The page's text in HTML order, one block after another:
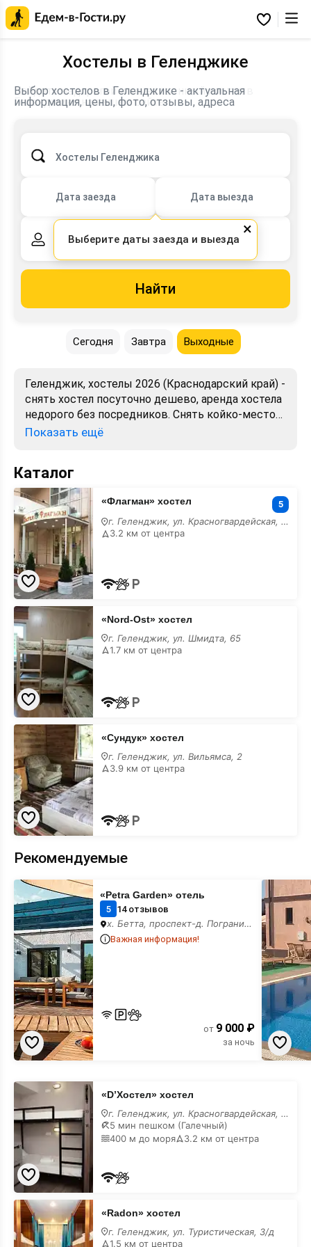
Гости.ру
Избранное
Хостелы в Геленджике
Выбор хостелов в Геленджике - актуальная
информация, цены, фото, отзывы, адреса
Хостелы Геленджика
Дата заезда Дата выезда
2 взрослых,0 детей
Найти
Сегодня Завтра Выходные
Геленджик, хостелы 2026 (Краснодарский край) -
снять хостел посуточно дешево, аренда хостела
недорого без посредников. Снять койко-место
или отдельную комнату в хостеле. Лучшие цены,
Показать ещё
Каталог
«Флагман»
хостел
«Флагман» хостел 5
г. Геленджик, ул. Красногвардейская, 34
3.2 км от центра
«Nord-
Ost»
хостел
«Nord-Ost» хостел
г. Геленджик, ул. Шмидта, 65
1.7 км от центра
«Сундук»
хостел
«Сундук» хостел
г. Геленджик, ул. Вильямса, 2
3.9 км от центра
Рекомендуемые
«Petra
Garden»
отель
«Petra Garden» отель
5 14 отзывов
х. Бетта, проспект-д. Пограничный, 11
Важная информация!
от 9 000 ₽
за ночь
«Helen»
частный
сектор
«D’Хостел»
хостел
«D’Хостел» хостел
г. Геленджик, ул. Красногвардейская, 34
5 мин пешком (Галечный)
400 м до моря
3.2 км от центра
«Radon»
хостел
«Radon» хостел
г. Геленджик, ул. Туристическая, 3/д
1.5 км от центра
×
Выберите даты заезда и выезда